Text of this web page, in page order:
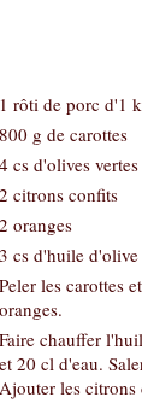
1 rôti de porc d'1
800 g de carottes
4 cs d'olives vertes
2 citrons confits
2 oranges
3 cs d'huile d'olive
Peler les carottes
oranges.
Faire chauffer
et 20 cl d'eau.
Ajouter les citrons